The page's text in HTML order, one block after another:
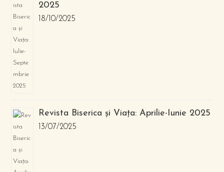
2025
18/10/2025
Revista Biserica și Viața: Aprilie-Iunie 2025
13/07/2025